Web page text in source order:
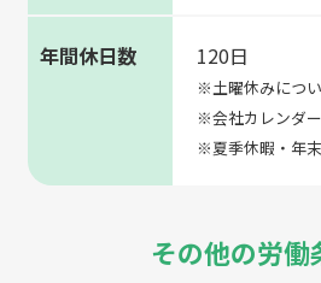
年間休日数 120日
※土曜休みにつ
※会社カレンダ
※夏季休暇・年
その他の労働